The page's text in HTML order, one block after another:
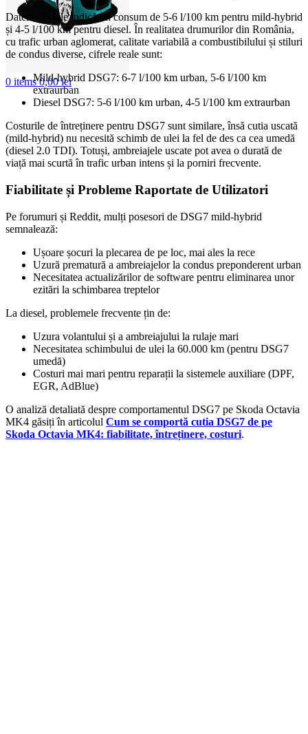
0 items 0,00lei
Datele oficiale indică un consum de 5-6 l/100 km pentru mild-hybrid
și 4-5 l/100 km pentru diesel. În realitatea drumurilor din România,
cu trafic urban aglomerat, calitate variabilă a combustibilului și stiluri
de condus diverse, cifrele reale sunt:
Mild-hybrid DSG7: 6-7 l/100 km urban, 5-6 l/100 km
extraurban
Diesel DSG7: 5-6 l/100 km urban, 4-5 l/100 km extraurban
Costurile de întreținere pentru DSG7 sunt similare, însă cutia uscată
(mild-hybrid) nu necesită schimb de ulei la fel de des ca cea umedă
(diesel 2.0 TDI). Totuși, ambreiajele uscate pot avea o durată de
viață mai scurtă în trafic urban intens și la porniri frecvente.
Fiabilitate și Probleme Raportate de Utilizatori
Pe forumuri și Reddit, mulți posesori de DSG7 mild-hybrid
semnalează:
Ușoare șocuri la plecarea de pe loc, mai ales la rece
Uzură prematură a ambreiajelor la condus preponderent urban
Necesitatea actualizărilor de software pentru eliminarea unor
ezitări la schimbarea treptelor
La diesel, problemele frecvente țin de:
Uzura volantului și a ambreiajului la rulaje mari
Necesitatea schimbului de ulei la 60.000 km (pentru DSG7
umedă)
Costuri mai mari pentru reparații la sistemele auxiliare (DPF,
EGR, AdBlue)
O analiză detaliată despre comportamentul DSG7 pe Skoda Octavia
MK4 găsiți în articolul Cum se comportă cutia DSG7 de pe
Skoda Octavia MK4: fiabilitate, întreținere, costuri.